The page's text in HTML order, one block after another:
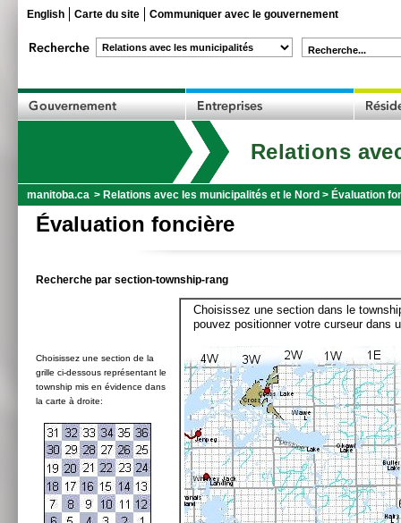
English Carte du site Communiquer avec le gouvernement
Recherche...
Relations
manitoba.ca > Relations avec les municipalités et le Nord > Évaluation
Évaluation foncière
Recherche par section-township-rang
Choisissez une section de la
grille ci-dessous représentant le
township mis en évidence dans
la carte à droite:
Choisissez une section dans le
pouvez positionner votre curseur dans